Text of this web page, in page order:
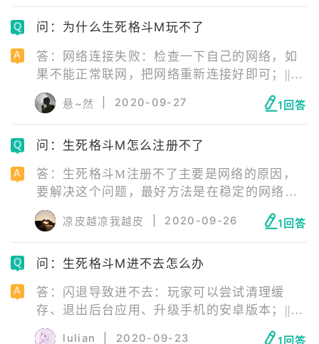
就会导致无法加载游戏，所以关闭一些在后台
运行的应用。
问：为什么生死格斗M玩不了
答：网络连接失败：检查一下自己的网络，如
果不能正常联网，把网络重新连接好即可；||服
务器正在维护：等待服务器维修结束即可；||安
装包错误：安装包错误需要玩家卸载游戏后，
去官网下载最新版游戏安装包重新安装游戏；||
手机配置不够：更换手机即可。
悬~然 2020-09-27 1回答
问：生死格斗M怎么注册不了
答：生死格斗M注册不了主要是网络的原因，
要解决这个问题，最好方法是在稳定的网络下
进入到游戏名官方网站进行注册。具体步骤
是，先填写注册的邮箱，之后填入生日账号密
码，接着就是注册成功。在注册成功之后，用
账号登录手游游戏名就可以了。
凉皮越凉我越皮 2020-09-26 1回答
问：生死格斗M进不去怎么办
答：闪退导致进不去：玩家可以尝试清理缓
存、退出后台应用、升级手机的安卓版本；||网
络问题：检查一下自己的网络，如果不能正常
lulian 2020-09-23 1回答